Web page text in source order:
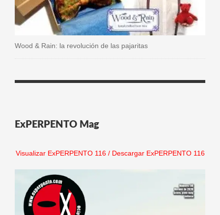
Wood & Rain: la revolución de las pajaritas
ExPERPENTO Mag
Visualizar ExPERPENTO 116/ Descargar ExPERPENTO 116